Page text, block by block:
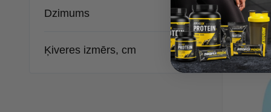
Dzimums
Ķiveres izmērs, cm